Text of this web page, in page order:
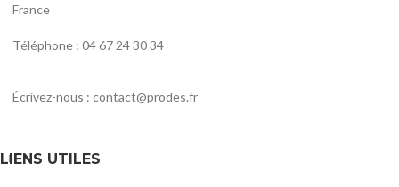
France
Téléphone : 04 67 24 30 34
Écrivez-nous : contact@prodes.fr
LIENS UTILES